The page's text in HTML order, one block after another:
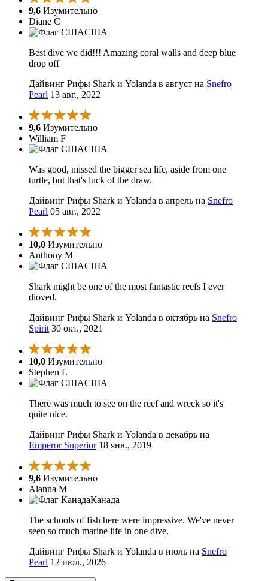
9,6 Изумительно
Diane C
США
Best dive we did!!! Amazing coral walls and deep blue
drop off
Дайвинг Рифы Shark и Yolanda в август на Snefro
Pearl 13 авг., 2022
9,6 Изумительно
William F
США
Was good, missed the bigger sea life, aside from one
turtle, but that's luck of the draw.
Дайвинг Рифы Shark и Yolanda в апрель на Snefro
Pearl 05 авг., 2022
10,0 Изумительно
Anthony M
США
Shark might be one of the most fantastic reefs I ever
dioved.
Дайвинг Рифы Shark и Yolanda в октябрь на Snefro
Spirit 30 окт., 2021
10,0 Изумительно
Stephen L
США
There was much to see on the reef and wreck so it's
quite nice.
Дайвинг Рифы Shark и Yolanda в декабрь на
Emperor Superior 18 янв., 2019
9,6 Изумительно
Alanna M
Канада
The schools of fish here were impressive. We've never
seen so much marine life in one dive.
Дайвинг Рифы Shark и Yolanda в июль на Snefro
Pearl 12 июл., 2026